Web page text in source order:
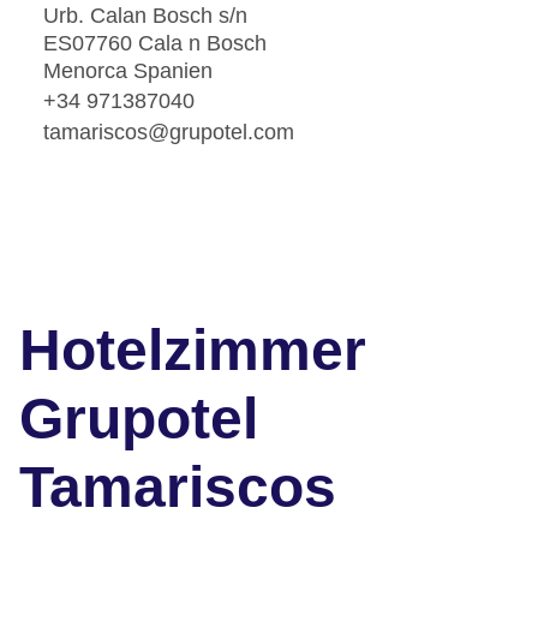
Urb. Calan Bosch s/n
ES07760 Cala n Bosch
Menorca Spanien
+34 971387040
tamariscos@grupotel.com
Hotelzimmer
Grupotel
Tamariscos